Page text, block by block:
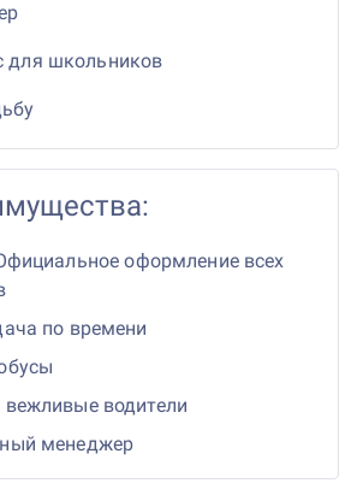
для школьников
оформление всех
по времени
водители
менеджер